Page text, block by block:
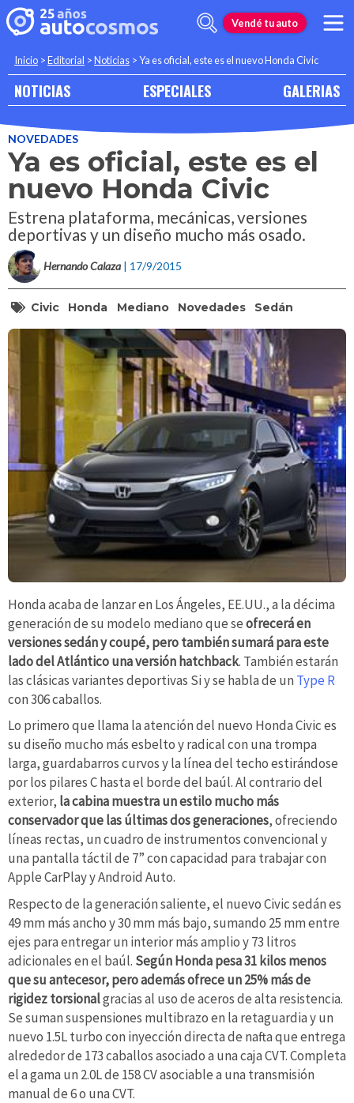
Vendé tu auto
Inicio >Editorial >Noticias >Ya es oficial, este es el nuevo Honda Civic
NOTICIAS ESPECIALES GALERIAS
NOVEDADES
Ya es oficial, este es el
nuevo Honda Civic
Estrena plataforma, mecánicas, versiones
deportivas y un diseño mucho más osado.
Hernando Calaza | 17/9/2015
Civic Honda Mediano Novedades Sedán
Honda acaba de lanzar en Los Ángeles, EE.UU., a la décima
generación de su modelo mediano que seofrecerá en
versiones sedán y coupé, pero también sumará para este
lado del Atlántico una versión hatchback. También estarán
las clásicas variantes deportivas Si y se habla de un Type R
con 306 caballos.
Lo primero que llama la atención del nuevo Honda Civic es
su diseño mucho más esbelto y radical con una trompa
larga, guardabarros curvos y la línea del techo estirándose
por los pilares C hasta el borde del baúl. Al contrario del
exterior, la cabina muestra un estilo mucho más
conservador que las últimas dos generaciones, ofreciendo
líneas rectas, un cuadro de instrumentos convencional y
una pantalla táctil de 7” con capacidad para trabajar con
Apple CarPlay y Android Auto.
Respecto de la generación saliente, el nuevo Civic sedán es
49 mm más ancho y 30 mm más bajo, sumando 25 mm entre
ejes para entregar un interior más amplio y 73 litros
adicionales en el baúl. Según Honda pesa 31 kilos menos
que su antecesor, pero además ofrece un 25% más de
rigidez torsionalgracias al uso de aceros de alta resistencia.
Se suman suspensiones multibrazo en la retaguardia y un
nuevo 1.5L turbo con inyección directa de nafta que entrega
alrededor de 173 caballos asociado a una caja CVT. Completa
el a gama un 2.0L de 158 CV asociable a una transmisión
manual de 6 o una CVT.